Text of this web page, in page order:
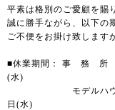
平素は格別のご愛顧を賜
誠に勝手ながら、以下の
ご不便をお掛け致します
■休業期間： 事 務 所
(水)
モデルハウス：
日(水)